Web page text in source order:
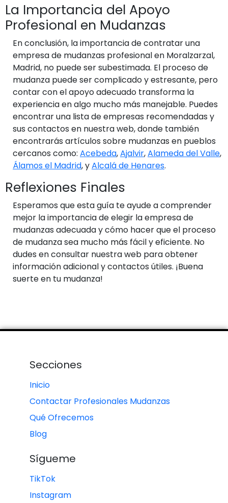
La Importancia del Apoyo
Profesional en Mudanzas
En conclusión, la importancia de contratar una
empresa de mudanzas profesional en Moralzarzal,
Madrid, no puede ser subestimada. El proceso de
mudanza puede ser complicado y estresante, pero
contar con el apoyo adecuado transforma la
experiencia en algo mucho más manejable. Puedes
encontrar una lista de empresas recomendadas y
sus contactos en nuestra web, donde también
encontrarás artículos sobre mudanzas en pueblos
cercanos como: Acebeda,Ajalvir,Alameda del Valle,
Álamos el Madrid, yAlcalá de Henares.
Reflexiones Finales
Esperamos que esta guía te ayude a comprender
mejor la importancia de elegir la empresa de
mudanzas adecuada y cómo hacer que el proceso
de mudanza sea mucho más fácil y eficiente. No
dudes en consultar nuestra web para obtener
información adicional y contactos útiles. ¡Buena
suerte en tu mudanza!
Secciones
Inicio
Contactar Profesionales Mudanzas
Qué Ofrecemos
Blog
Sígueme
TikTok
Instagram